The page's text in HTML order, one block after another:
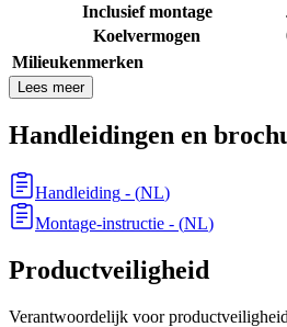
Inclusief montage
Koelvermogen
Milieukenmerken
Lees meer
Handleidingen en
Handleiding - (NL)
Montage-instructie - (NL)
Productveiligheid
Verantwoordelijk voor